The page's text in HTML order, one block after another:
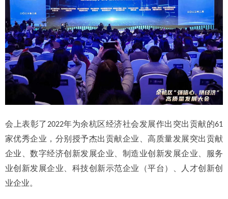
会上表彰了2022年为余杭区经济社会发展作出突出贡献的61
家优秀企业，分别授予杰出贡献企业、高质量发展突出贡献
企业、数字经济创新发展企业、制造业创新发展企业、服务
业创新发展企业、科技创新示范企业（平台）、人才创新创
业企业。